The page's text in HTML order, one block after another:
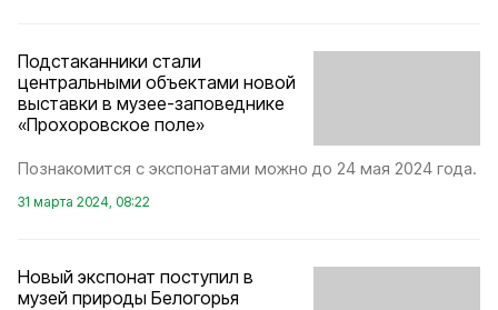
Подстаканники стали
центральными объектами новой
выставки в музее-заповеднике
«Прохоровское поле»
Познакомится с экспонатами можно до 24 мая 2024 года.
31 марта 2024, 08:22
Новый экспонат поступил в
музей природы Белогорья